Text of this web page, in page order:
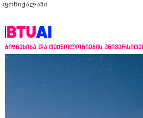
ფონიჭალაში
ბიზნესისა და ტექნოლოგიების